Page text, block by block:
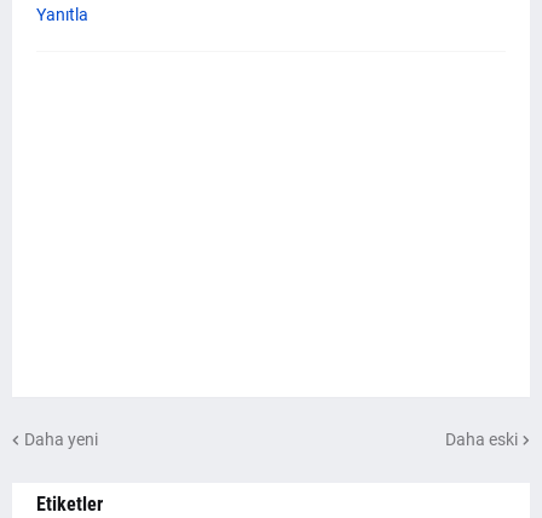
Yanıtla
Daha yeni Daha eski
Etiketler